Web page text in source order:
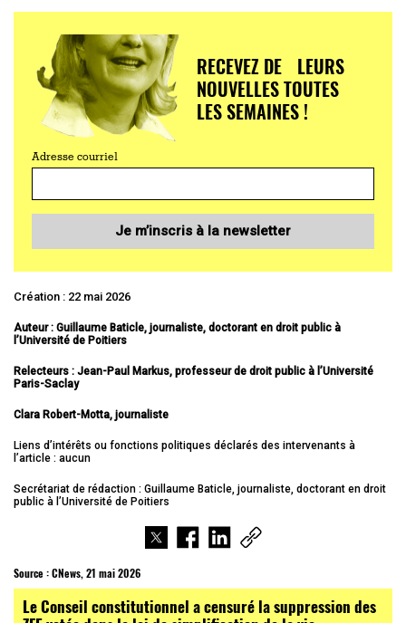
RECEVEZ DE LEURS
NOUVELLES TOUTES
LES SEMAINES !
Adresse courriel
Je m’inscris à la newsletter
Création : 22 mai 2026
Auteur : Guillaume Baticle, journaliste, doctorant en droit public à
l’Université de Poitiers
Relecteurs : Jean-Paul Markus, professeur de droit public à l’Université
Paris-Saclay
Clara Robert-Motta, journaliste
Liens d’intérêts ou fonctions politiques déclarés des intervenants à
l’article : aucun
Secrétariat de rédaction : Guillaume Baticle, journaliste, doctorant en droit
public à l’Université de Poitiers
Source :CNews, 21 mai 2026
Le Conseil constitutionnel a censuré la suppression des